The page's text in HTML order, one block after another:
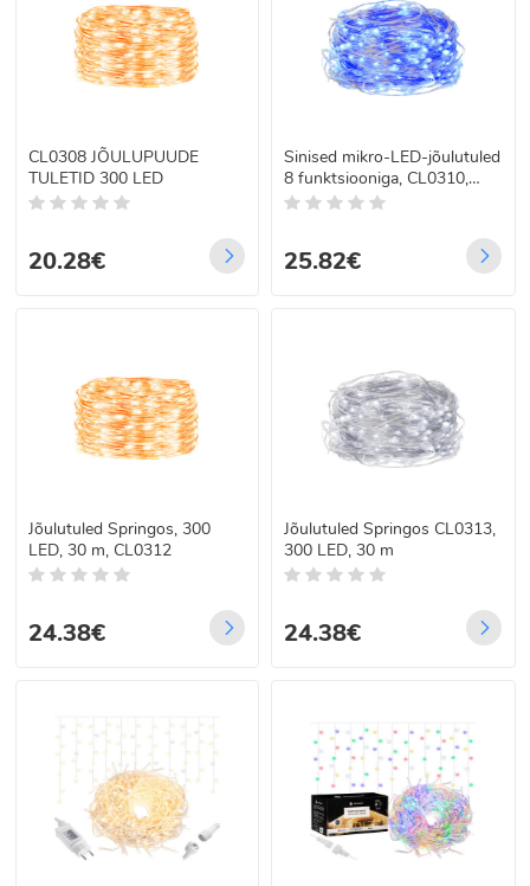
CL0308 JÕULUPUUDE
TULETID 300 LED
20.28€
Sinised mikro-LED-jõulutuled
8 funktsiooniga, CL0310,
300 LED
25.82€
Jõulutuled Springos, 300
LED, 30 m, CL0312
24.38€
Jõulutuled Springos CL0313,
300 LED, 30 m
24.38€